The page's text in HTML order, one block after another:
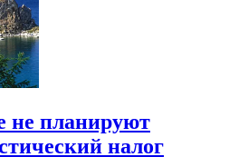
не планируют
налог